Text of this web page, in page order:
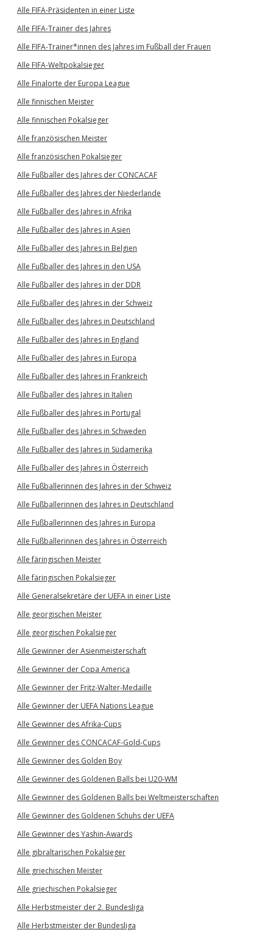
Alle FIFA-Präsidenten in einer Liste
Alle FIFA-Trainer des Jahres
Alle FIFA-Trainer*innen des Jahres im Fußball der Frauen
Alle FIFA-Weltpokalsieger
Alle Finalorte der Europa League
Alle finnischen Meister
Alle finnischen Pokalsieger
Alle französischen Meister
Alle französischen Pokalsieger
Alle Fußballer des Jahres der CONCACAF
Alle Fußballer des Jahres der Niederlande
Alle Fußballer des Jahres in Afrika
Alle Fußballer des Jahres in Asien
Alle Fußballer des Jahres in Belgien
Alle Fußballer des Jahres in den USA
Alle Fußballer des Jahres in der DDR
Alle Fußballer des Jahres in der Schweiz
Alle Fußballer des Jahres in Deutschland
Alle Fußballer des Jahres in England
Alle Fußballer des Jahres in Europa
Alle Fußballer des Jahres in Frankreich
Alle Fußballer des Jahres in Italien
Alle Fußballer des Jahres in Portugal
Alle Fußballer des Jahres in Schweden
Alle Fußballer des Jahres in Südamerika
Alle Fußballer des Jahres in Österreich
Alle Fußballerinnen des Jahres in der Schweiz
Alle Fußballerinnen des Jahres in Deutschland
Alle Fußballerinnen des Jahres in Europa
Alle Fußballerinnen des Jahres in Österreich
Alle färingischen Meister
Alle färingischen Pokalsieger
Alle Generalsekretäre der UEFA in einer Liste
Alle georgischen Meister
Alle georgischen Pokalsieger
Alle Gewinner der Asienmeisterschaft
Alle Gewinner der Copa America
Alle Gewinner der Fritz-Walter-Medaille
Alle Gewinner der UEFA Nations League
Alle Gewinner des Afrika-Cups
Alle Gewinner des CONCACAF-Gold-Cups
Alle Gewinner des Golden Boy
Alle Gewinner des Goldenen Balls bei U20-WM
Alle Gewinner des Goldenen Balls bei Weltmeisterschaften
Alle Gewinner des Goldenen Schuhs der UEFA
Alle Gewinner des Yashin-Awards
Alle gibraltarischen Pokalsieger
Alle griechischen Meister
Alle griechischen Pokalsieger
Alle Herbstmeister der 2. Bundesliga
Alle Herbstmeister der Bundesliga